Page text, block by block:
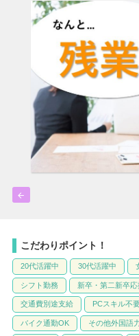

こだわりポイント！
20代活躍中 30代活躍中
シフト勤務 新卒・第二新卒応
交通費別途支給 PCスキル不
バイク通勤OK その他外国語